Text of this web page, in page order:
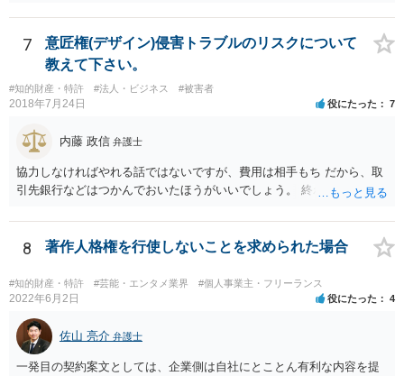
補償し、その補償分を損害として外注先に賠償請求することになるで
しょう。
7
意匠権(デザイン)侵害トラブルのリスクについて
教えて下さい。
#知的財産・特許 #法人・ビジネス #被害者
2018年7月24日 役にたった 7
内藤 政信 弁護士
協力しなければやれる話ではないですが、費用は相手もち だから、取
引先銀行などはつかんでおいたほうがいいでしょう。 終わります。
8 著作人格権を行使しないことを求められた場合
#知的財産・特許 #芸能・エンタメ業界 #個人事業主・フリーランス
2022年6月2日 役にたった 4
佐山 亮介 弁護士
一発目の契約案文としては、企業側は自社にとことん有利な内容を提